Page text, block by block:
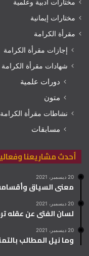
مختارات أدبية وعلمية
مختارات إيمانية
مقرأة الكرامة
إجازات مقرأة الكرامة
شهادات مقرأة الكرامة
دورات علمية
متون
نشاطات مقرأة الكرامة
مسابقات
أحدث مشاريعنا
20 ديسمبر، 2021
معنى السياق
20 ديسمبر، 2021
لسان الفتى عن عقله
20 ديسمبر، 2021
وما نيل المطالب